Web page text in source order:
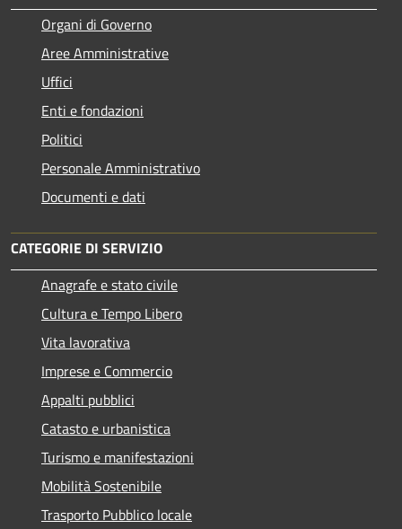
Organi di Governo
Aree Amministrative
Uffici
Enti e fondazioni
Politici
Personale Amministrativo
Documenti e dati
CATEGORIE DI SERVIZIO
Anagrafe e stato civile
Cultura e Tempo Libero
Vita lavorativa
Imprese e Commercio
Appalti pubblici
Catasto e urbanistica
Turismo e manifestazioni
Mobilità Sostenibile
Trasporto Pubblico locale